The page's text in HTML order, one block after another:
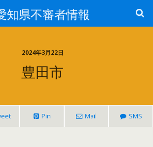
知県不審者情報
2024年3月22日
豊田市
Pin Mail SMS